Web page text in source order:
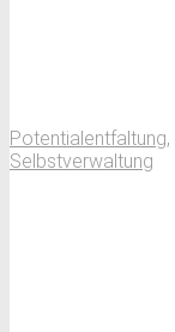
Potentialentfaltung,
Selbstverwaltung